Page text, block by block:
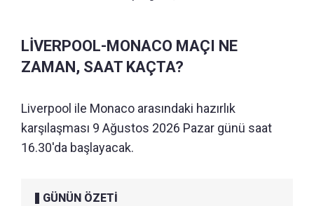
LİVERPOOL-MONACO MAÇI NE
ZAMAN, SAAT KAÇTA?
Liverpool ile Monaco arasındaki hazırlık
karşılaşması 9 Ağustos 2026 Pazar günü saat
16.30'da başlayacak.
GÜNÜN ÖZETİ